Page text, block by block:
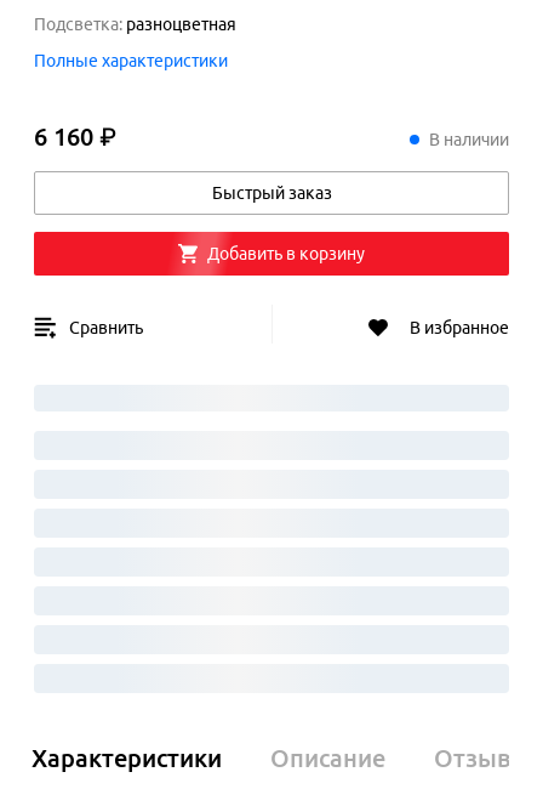
Подсветка: разноцветная
Полные характеристики
6 160 ₽6 160 ₽ В наличии
Быстрый заказ
Добавить в корзину
Сравнить В избранное
Характеристики Описание Отзывы